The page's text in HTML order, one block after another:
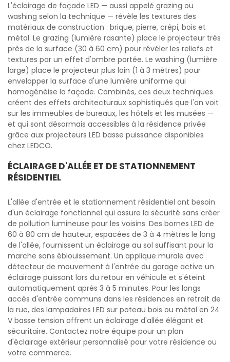
L'éclairage de façade LED — aussi appelé grazing ou
washing selon la technique — révèle les textures des
matériaux de construction : brique, pierre, crépi, bois et
métal. Le grazing (lumière rasante) place le projecteur très
près de la surface (30 à 60 cm) pour révéler les reliefs et
textures par un effet d'ombre portée. Le washing (lumière
large) place le projecteur plus loin (1 à 3 mètres) pour
envelopper la surface d'une lumière uniforme qui
homogénéise la façade. Combinés, ces deux techniques
créent des effets architecturaux sophistiqués que l'on voit
sur les immeubles de bureaux, les hôtels et les musées —
et qui sont désormais accessibles à la résidence privée
grâce aux projecteurs LED basse puissance disponibles
chez LEDCO.
ÉCLAIRAGE D'ALLÉE ET DE STATIONNEMENT
RÉSIDENTIEL
L'allée d'entrée et le stationnement résidentiel ont besoin
d'un éclairage fonctionnel qui assure la sécurité sans créer
de pollution lumineuse pour les voisins. Des bornes LED de
60 à 80 cm de hauteur, espacées de 3 à 4 mètres le long
de l'allée, fournissent un éclairage au sol suffisant pour la
marche sans éblouissement. Un applique murale avec
détecteur de mouvement à l'entrée du garage active un
éclairage puissant lors du retour en véhicule et s'éteint
automatiquement après 3 à 5 minutes. Pour les longs
accès d'entrée communs dans les résidences en retrait de
la rue, des lampadaires LED sur poteau bois ou métal en 24
V basse tension offrent un éclairage d'allée élégant et
sécuritaire. Contactez notre équipe pour un plan
d'éclairage extérieur personnalisé pour votre résidence ou
votre commerce.